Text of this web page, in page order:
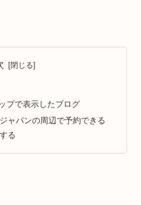
プで表示したブログ
ャパンの周辺で予約できる
る